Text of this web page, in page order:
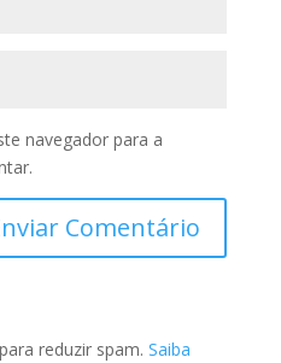
navegador para a
reduzir spam. Saiba